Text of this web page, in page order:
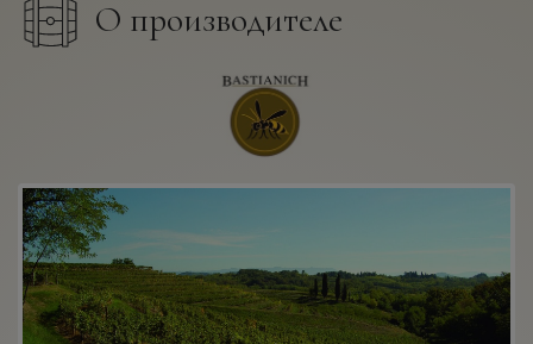
О производителе